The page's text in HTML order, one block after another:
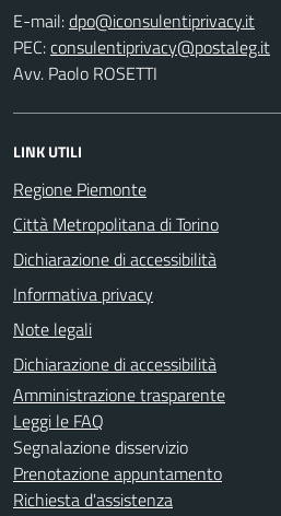
E-mail:
PEC:
Avv. Paolo ROSETTI
LINK UTILI
Regione Piemonte
Città Metropolitana di Torino
Dichiarazione di accessibilità
Informativa privacy
Note legali
Dichiarazione di accessibilità
Amministrazione trasparente
Leggi le FAQ
Segnalazione disservizio
Prenotazione appuntamento
Richiesta d'assistenza